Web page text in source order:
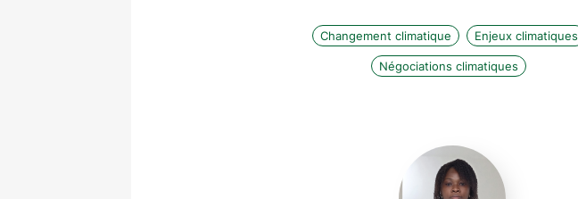
Changement climatique Enjeux climatiques
Négociations climatiques
Grâce
Floriane
Chidikofan